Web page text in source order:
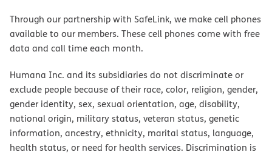
Through our partnership with SafeLink, we make cell phones
available to our members. These cell phones come with free
data and call time each month.
Humana Inc. and its subsidiaries do not discriminate or
exclude people because of their race, color, religion, gender,
gender identity, sex, sexual orientation, age, disability,
national origin, military status, veteran status, genetic
information, ancestry, ethnicity, marital status, language,
health status, or need for health services. Discrimination is